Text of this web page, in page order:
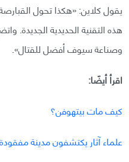
يقول كلاين: «هكذا تحول
هذه التقنية الحديدية الجديدة.
وصناعة سيوف أفضل للقتال».
اقرأ أيضًا:
كيف مات بيتهوفن؟
علماء آثار يكتشفون مدينة